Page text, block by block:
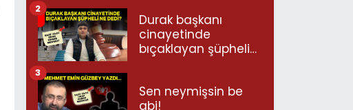
neler dedi?
Durak başkanı
cinayetinde
bıçaklayan şüpheli
2
Sen neymişsin be
abi!
3